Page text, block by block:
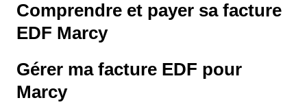
Comprendre et payer sa facture
EDF Marcy
Gérer ma facture EDF pour
Marcy